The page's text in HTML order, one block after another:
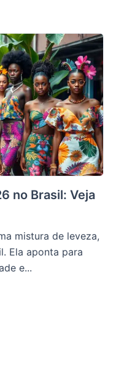
no Brasil: Veja
mistura de leveza,
Ela aponta para
e...